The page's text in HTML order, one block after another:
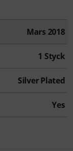
Mars 2018
1 Styck
Silver Plated
Yes